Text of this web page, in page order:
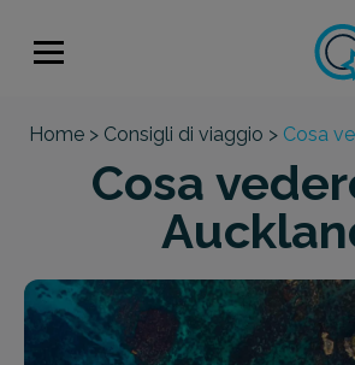
Home > Consigli di viaggio > Cosa
Cosa